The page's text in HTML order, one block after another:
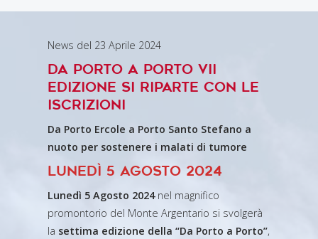
News del 23 Aprile 2024
Da Porto A Porto VII
Edizione si riparte con le
iscrizioni
Da Porto Ercole a Porto Santo Stefano a
nuoto per sostenere i malati di tumore
Lunedì 5 Agosto 2024
Lunedì 5 Agosto 2024nel magnifico
promontorio del Monte Argentario si svolgerà
la settima edizione della “Da Porto a Porto”,